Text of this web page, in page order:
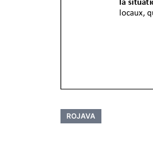
ROJAVA